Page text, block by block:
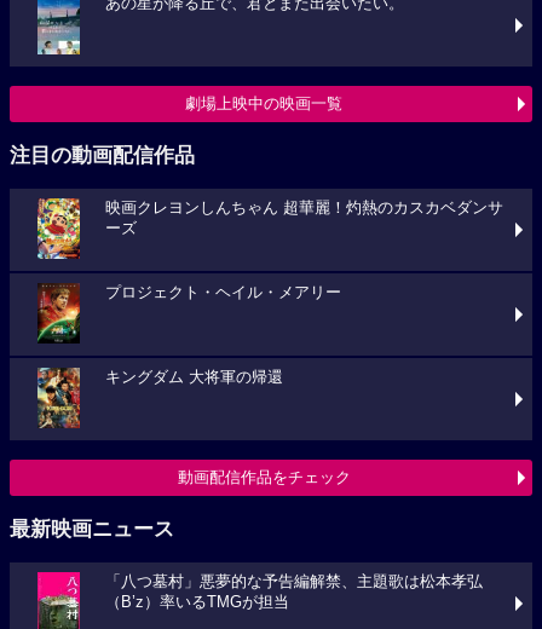
劇場上映中の映画一覧
注目の動画配信作品
映画クレヨンしんちゃん 超華麗！灼熱のカスカベダンサ
ーズ
プロジェクト・ヘイル・メアリー
キングダム 大将軍の帰還
動画配信作品をチェック
最新映画ニュース
「八つ墓村」悪夢的な予告編解禁、主題歌は松本孝弘
（B’z）率いるTMGが担当